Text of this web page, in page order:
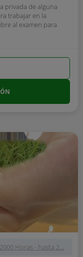
privada de alguna
trabajar en la
al examen para
2000 Horas - hasta 2...